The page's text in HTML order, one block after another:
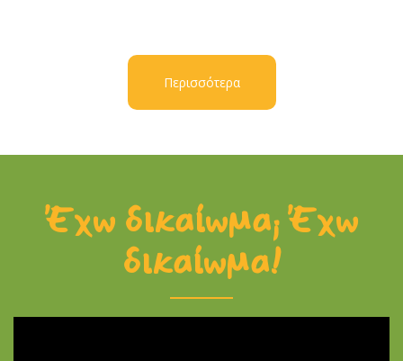
Περισσότερα
Έχω δικαίωμα; Έχω
δικαίωμα!